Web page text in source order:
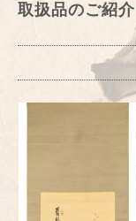
取扱品のご紹介